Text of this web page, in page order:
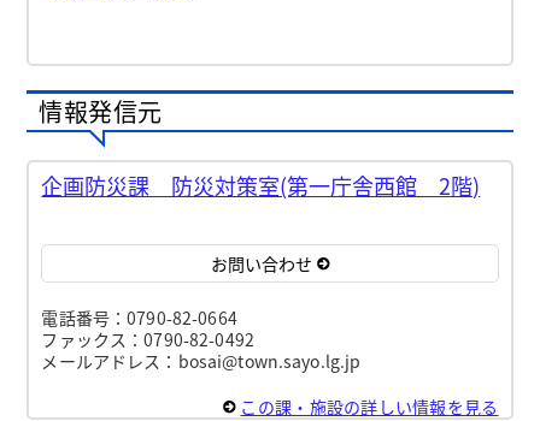
情報発信元
企画防災課 防災対策室(第一庁舎西館 2階)
お問い合わせ
電話番号：0790-82-0664
ファックス：0790-82-0492
メールアドレス：bosai@town.sayo.lg.jp
この課・施設の詳しい情報を見る